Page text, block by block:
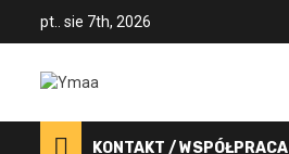
pt.. sie 7th, 2026
KONTAKT / WSPÓŁPRACA